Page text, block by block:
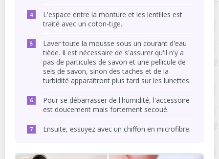
L'espace entre la monture et les lentilles est
traité avec un coton-tige.
Laver toute la mousse sous un courant d'eau
tiède. Il est nécessaire de s'assurer qu'il n'y a
pas de particules de savon et une pellicule de
sels de savon, sinon des taches et de la
turbidité apparaîtront plus tard sur les lunettes.
Pour se débarrasser de l'humidité, l'accessoire
est doucement mais fortement secoué.
Ensuite, essuyez avec un chiffon en microfibre.